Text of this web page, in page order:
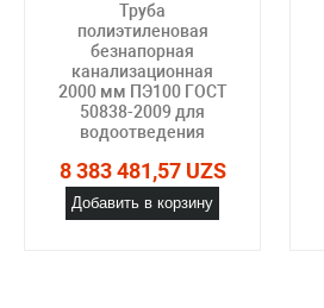
Труба
полиэтиленовая
безнапорная
канализационная
2000 мм ПЭ100 ГОСТ
50838-2009 для
водоотведения
8 383 481,57 UZS
Добавить в корзину